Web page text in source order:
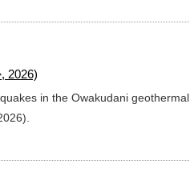
2026)
in the Owakudani geothermal